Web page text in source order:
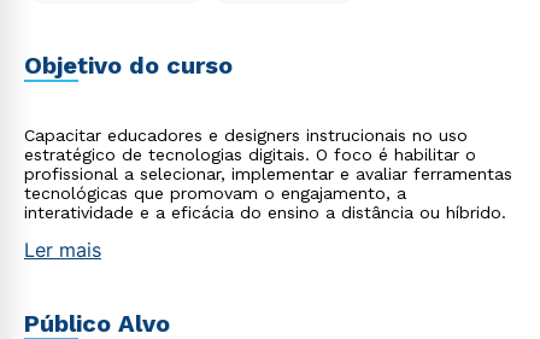
Objetivo do curso
Capacitar educadores e designers instrucionais no uso
estratégico de tecnologias digitais. O foco é habilitar o
profissional a selecionar, implementar e avaliar ferramentas
tecnológicas que promovam o engajamento, a
interatividade e a eficácia do ensino a distância ou híbrido.
Ler mais
Público Alvo